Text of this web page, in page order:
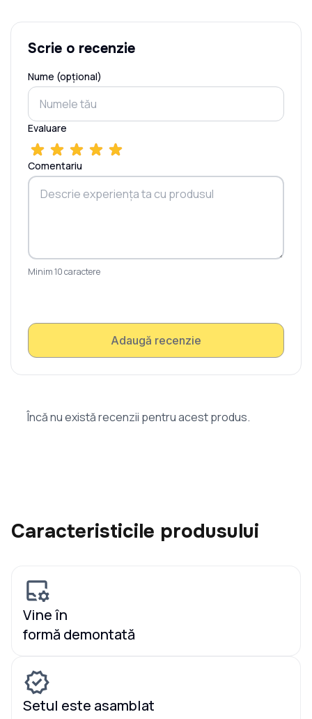
Scrie o recenzie
Nume (opțional)
Evaluare
Comentariu
Minim 10 caractere
Adaugă recenzie
Încă nu există recenzii pentru acest produs.
Caracteristicile produsului
Vine în
formă demontată
Setul este asamblat